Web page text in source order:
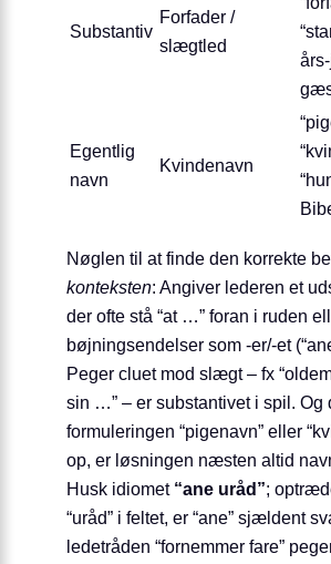
Substantiv
Forfader /
slægtled
Egentlig
navn
Kvindenavn
Nøglen til at finde den korrekte
konteksten: Angiver lederen et
der ofte stå “at …” foran i ruden
bøjningsendelser som ‑er/-et
Peger cluet mod slægt – fx
sin …” – er substantivet i spil. Og
formuleringen “pigenavn” eller
op, er løsningen næsten altid
Husk idiomet “ane uråd”;
“uråd” i feltet, er “ane” sjældent
ledetråden “fornemmer fare”